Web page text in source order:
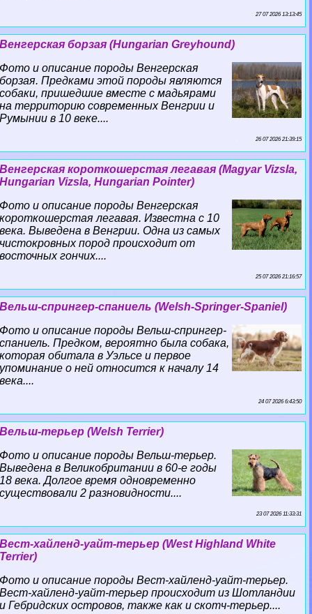
27 07 2026 13:13:45
Венгерская борзая (Hungarian Greyhound)
Фото и описание породы Венгерская
борзая. Предками этой породы являются
собаки, пришедшие вместе с мадьярами
на территорию современных Венгрии и
Румынии в 10 веке....
26 07 2026 21:39:15
Венгерская короткошерстая легавая (Magyar Vizsla,
Hungarian Vizsla, Hungarian Pointer)
Фото и описание породы Венгерская
короткошерстая легавая. Известна с 10
века. Выведена в Венгрии. Одна из самых
чистокровных пород происходит от
восточных гончих....
25 07 2026 21:16:57
Вельш-спрингер-спаниель (Welsh-Springer-Spaniel)
Фото и описание породы Вельш-спрингер-
спаниель. Предком, вероятно была собака,
которая обитала в Уэльсе и первое
упоминание о ней относится к началу 14
века....
24 07 2026 6:43:50
Вельш-терьер (Welsh Terrier)
Фото и описание породы Вельш-терьер.
Выведена в Великобритании в 60-е годы
18 века. Долгое время одновременно
существовали 2 разновидности....
23 07 2026 11:33:31
Вест-хайленд-уайт-терьер (West Highland White
Terrier)
Фото и описание породы Вест-хайленд-уайт-терьер.
Вест-хайленд-уайт-терьер происходит из Шотландии
и Гебридских островов, также как и скотч-терьер....